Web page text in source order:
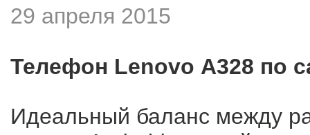
29 апреля 2015
Телефон Lenovo A328 по
Идеальный баланс между